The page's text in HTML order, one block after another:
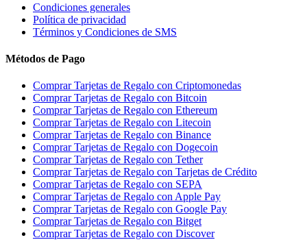
Condiciones generales
Política de privacidad
Términos y Condiciones de SMS
Métodos de Pago
Comprar Tarjetas de Regalo con Criptomonedas
Comprar Tarjetas de Regalo con Bitcoin
Comprar Tarjetas de Regalo con Ethereum
Comprar Tarjetas de Regalo con Litecoin
Comprar Tarjetas de Regalo con Binance
Comprar Tarjetas de Regalo con Dogecoin
Comprar Tarjetas de Regalo con Tether
Comprar Tarjetas de Regalo con Tarjetas de Crédito
Comprar Tarjetas de Regalo con SEPA
Comprar Tarjetas de Regalo con Apple Pay
Comprar Tarjetas de Regalo con Google Pay
Comprar Tarjetas de Regalo con Bitget
Comprar Tarjetas de Regalo con Discover